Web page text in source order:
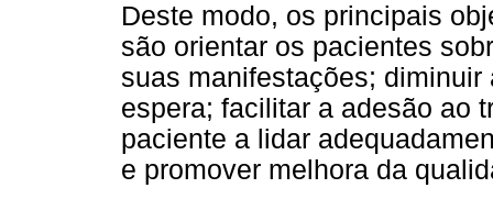
Deste modo, os principais
são orientar os pacientes
suas manifestações;
espera; facilitar a adesão ao
paciente a lidar
e promover melhora da